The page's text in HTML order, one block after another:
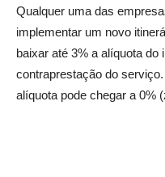
Qualquer uma das
implementar um novo
baixar até 3% a alíquota do
contraprestação do
alíquota pode chegar a 0%